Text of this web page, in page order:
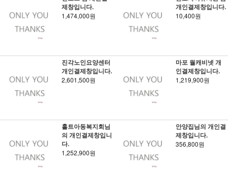
제창입니다.
1,474,000원
개인결제창입니다.
10,400원
진각노인요양센터
개인결제창입니다.
2,601,500원
마포 월캐비넷 개
인결제창입니다.
1,219,900원
홀트아동복지회님
의 개인결제창입니
다.
1,252,900원
안양집님의 개인결
제창입니다.
356,800원